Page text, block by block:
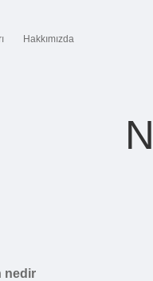
Hakkımızda
nedir